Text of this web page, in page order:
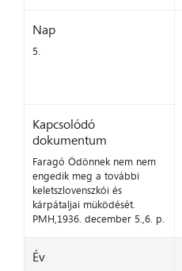
Nap
5.
Kapcsolódó
dokumentum
Faragó Ödönnek nem nem
engedik meg a további
keletszlovenszkói és
kárpátaljai müködését.
PMH,1936. december 5.,6. p.
Év